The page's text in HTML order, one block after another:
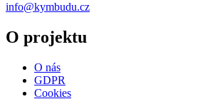
info@kymbudu.cz
O projektu
O nás
GDPR
Cookies